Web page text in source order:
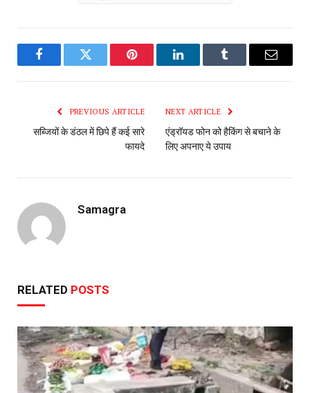
FacebookTwitter Pinterest LinkedInTumblr Email
PREVIOUS ARTICLE
सब्जियों के डंठल में छिपे हैं कई सारे
फायदे
NEXT ARTICLE
एंड्रॉयड फोन को हैकिंग से बचाने के
लिए अपनाए ये उपाय
Samagra
RELATED POSTS